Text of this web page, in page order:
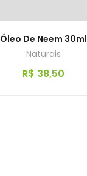
Óleo De Neem 30ml
Naturais
R$ 38,50